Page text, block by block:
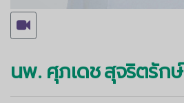
นพ. ศุภเดช สุจริตรักษ์